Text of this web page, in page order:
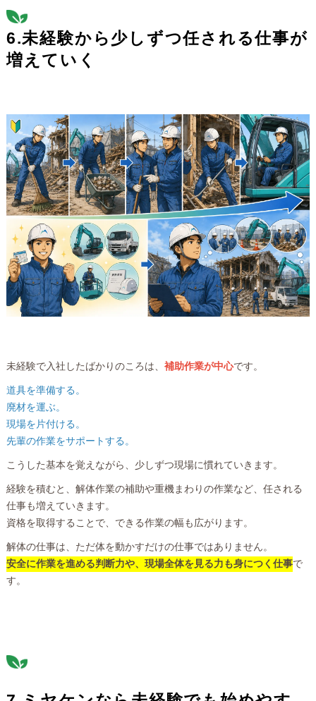
6.未経験から少しずつ任される仕事が
増えていく
未経験で入社したばかりのころは、 補助作業が中心です。
道具を準備する。
廃材を運ぶ。
現場を片付ける。
先輩の作業をサポートする。
こうした基本を覚えながら、少しずつ現場に慣れていきます。
経験を積むと、解体作業の補助や重機まわりの作業など、任される
仕事も増えていきます。
資格を取得することで、できる作業の幅も広がります。
解体の仕事は、ただ体を動かすだけの仕事ではありません。
安全に作業を進める判断力や、現場全体を見る力も身につく仕事で
す。